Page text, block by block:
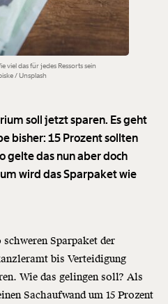
viel das für jedes Ressorts sein
/ Unsplash
soll jetzt sparen. Es geht
bisher: 15 Prozent sollten
gelte das nun aber doch
wird das Sparpaket wie
Sparpaket der
bis Verteidigung
Wie das gelingen soll? Als
Sachaufwand um 15 Prozent